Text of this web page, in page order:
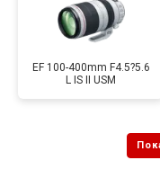
EF 100-400mm F4.5?5.6
L IS II USM